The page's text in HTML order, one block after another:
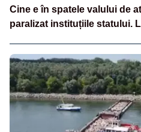
Cine e în spatele valului de
paralizat instituțiile statului.